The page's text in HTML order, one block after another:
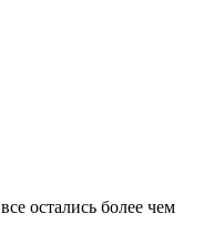
остались более чем